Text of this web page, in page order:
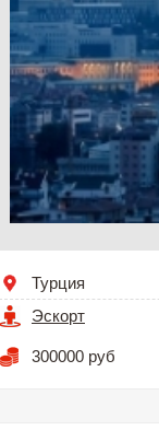
Турция
Эскорт
300000 руб